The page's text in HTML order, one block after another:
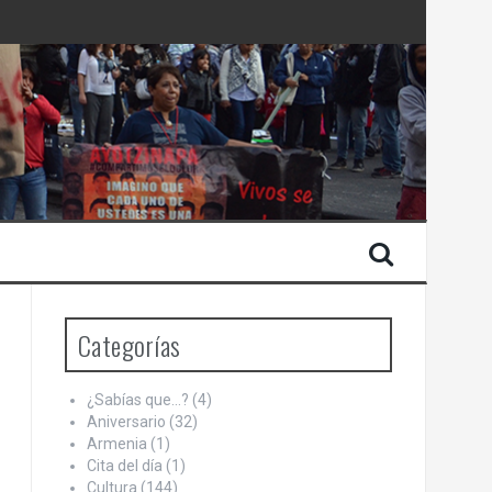
de Israel
Categorías
¿Sabías que…? (4)
Aniversario (32)
Armenia (1)
Cita del día (1)
Cultura (144)